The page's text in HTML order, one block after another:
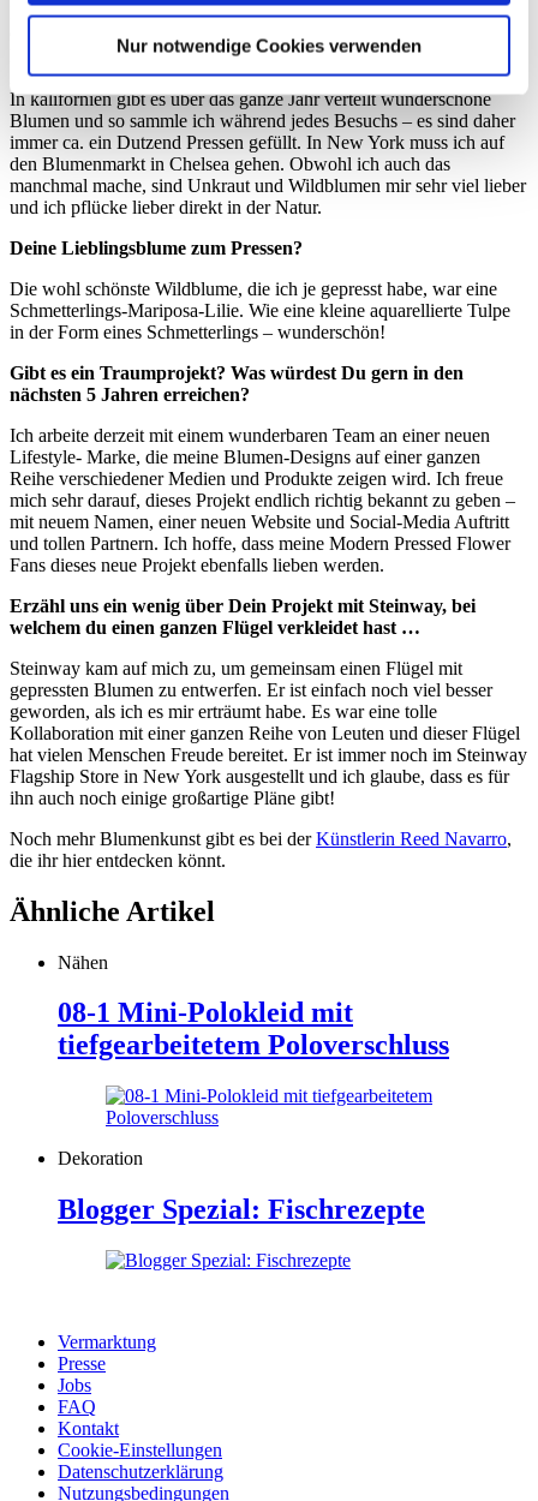
Nur notwendige Cookies verwenden
Ich pflücke eigentlich 99% aller Blumen auf unserem eigenen
Grundstück – entweder im Hügelvorland Kaliforniens, wo meine
Eltern eine Hütte besitzen oder direkt auf der Farm in Modesto.
Zudem habe ich sehr großzügige Nachbarn, die tolle Gärtner sind.
In kalifornien gibt es über das ganze Jahr verteilt wunderschöne
Blumen und so sammle ich während jedes Besuchs – es sind daher
immer ca. ein Dutzend Pressen gefüllt. In New York muss ich auf
den Blumenmarkt in Chelsea gehen. Obwohl ich auch das
manchmal mache, sind Unkraut und Wildblumen mir sehr viel lieber
und ich pflücke lieber direkt in der Natur.
Deine Lieblingsblume zum Pressen?
Die wohl schönste Wildblume, die ich je gepresst habe, war eine
Schmetterlings-Mariposa-Lilie. Wie eine kleine aquarellierte Tulpe
in der Form eines Schmetterlings – wunderschön!
Gibt es ein Traumprojekt? Was würdest Du gern in den
nächsten 5 Jahren erreichen?
Ich arbeite derzeit mit einem wunderbaren Team an einer neuen
Lifestyle- Marke, die meine Blumen-Designs auf einer ganzen
Reihe verschiedener Medien und Produkte zeigen wird. Ich freue
mich sehr darauf, dieses Projekt endlich richtig bekannt zu geben –
mit neuem Namen, einer neuen Website und Social-Media Auftritt
und tollen Partnern. Ich hoffe, dass meine Modern Pressed Flower
Fans dieses neue Projekt ebenfalls lieben werden.
Erzähl uns ein wenig über Dein Projekt mit Steinway, bei
welchem du einen ganzen Flügel verkleidet hast …
Steinway kam auf mich zu, um gemeinsam einen Flügel mit
gepressten Blumen zu entwerfen. Er ist einfach noch viel besser
geworden, als ich es mir erträumt habe. Es war eine tolle
Kollaboration mit einer ganzen Reihe von Leuten und dieser Flügel
hat vielen Menschen Freude bereitet. Er ist immer noch im Steinway
Flagship Store in New York ausgestellt und ich glaube, dass es für
ihn auch noch einige großartige Pläne gibt!
Noch mehr Blumenkunst gibt es bei derKünstlerin Reed Navarro,
die ihr hier entdecken könnt.
Ähnliche Artikel
Nähen
08-1 Mini-Polokleid mit
tiefgearbeitetem Poloverschluss
Dekoration
Blogger Spezial: Fischrezepte
Vermarktung
Presse
Jobs
FAQ
Kontakt
Cookie-Einstellungen
Datenschutzerklärung
Nutzungsbedingungen